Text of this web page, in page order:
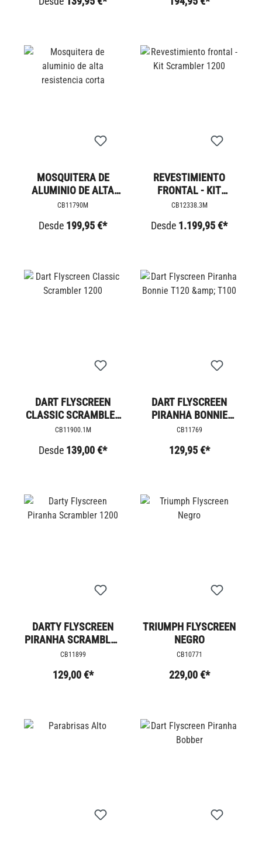
MOSQUITERA DE
ALUMINIO DE ALTA
RESISTENCIA CORTA
CB11790M
Desde 199,95 €*
REVESTIMIENTO
FRONTAL - KIT
SCRAMBLER 1200
CB12338.3M
Desde 1.199,95 €*
DART FLYSCREEN
CLASSIC SCRAMBLER
1200
CB11900.1M
Desde 139,00 €*
DART FLYSCREEN
PIRANHA BONNIE
T120 &AMP; T100
CB11769
129,95 €*
DARTY FLYSCREEN
PIRANHA SCRAMBLER
1200
CB11899
129,00 €*
TRIUMPH FLYSCREEN
NEGRO
CB10771
229,00 €*